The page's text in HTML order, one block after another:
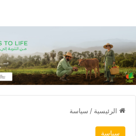
الرئيسية / سياسة
سياسة